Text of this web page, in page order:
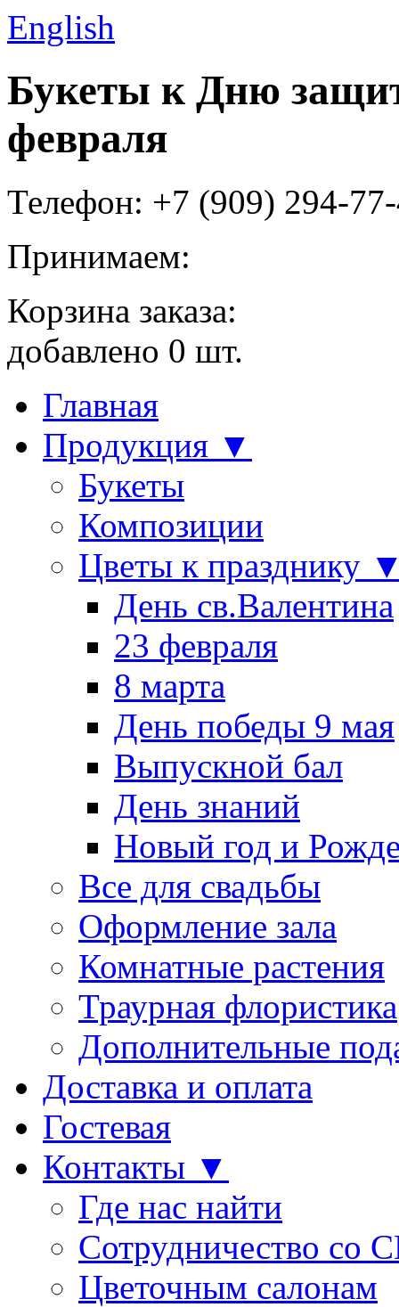
English
Букеты к Дню
февраля
Телефон: +7 (909) 294-
Принимаем:
Корзина заказа:
добавлено 0 шт.
Главная
Продукция ▼
Букеты
Композиции
Цветы к празднику
День св.Валентина
23 февраля
8 марта
День победы 9 мая
Выпускной бал
День знаний
Новый год и
Все для свадьбы
Оформление зала
Комнатные растения
Траурная флористика
Дополнительные
Доставка и оплата
Гостевая
Контакты ▼
Где нас найти
Сотрудничество со
Цветочным салонам